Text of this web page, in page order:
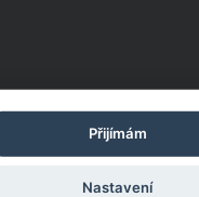
Přijímám
Nastavení